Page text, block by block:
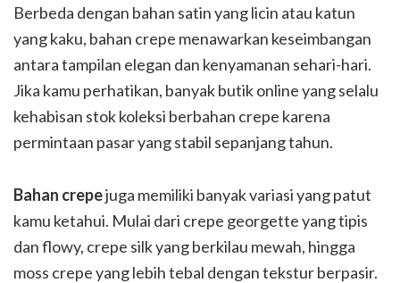
Berbeda dengan bahan satin yang licin atau katun
yang kaku, bahan crepe menawarkan keseimbangan
antara tampilan elegan dan kenyamanan sehari-hari.
Jika kamu perhatikan, banyak butik online yang selalu
kehabisan stok koleksi berbahan crepe karena
permintaan pasar yang stabil sepanjang tahun.
Bahan crepejuga memiliki banyak variasi yang patut
kamu ketahui. Mulai dari crepe georgette yang tipis
dan flowy, crepe silk yang berkilau mewah, hingga
moss crepe yang lebih tebal dengan tekstur berpasir.